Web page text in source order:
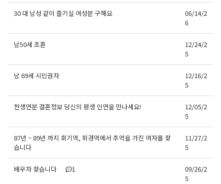
30 대 남성 같이 즐기실 여성분 구해요
06/14/2
6
남50세 초혼
12/24/2
5
남 69세 시민권자
12/16/2
5
천생연분 결혼정보 당신의 평생 인연을 만나세요!
12/05/2
5
87년 ~ 89년 까지 회기역, 휘경역에서 추억을 가진 여자를 찾
습니다
11/27/2
5
배우자 찾습니다 1
09/26/2
5